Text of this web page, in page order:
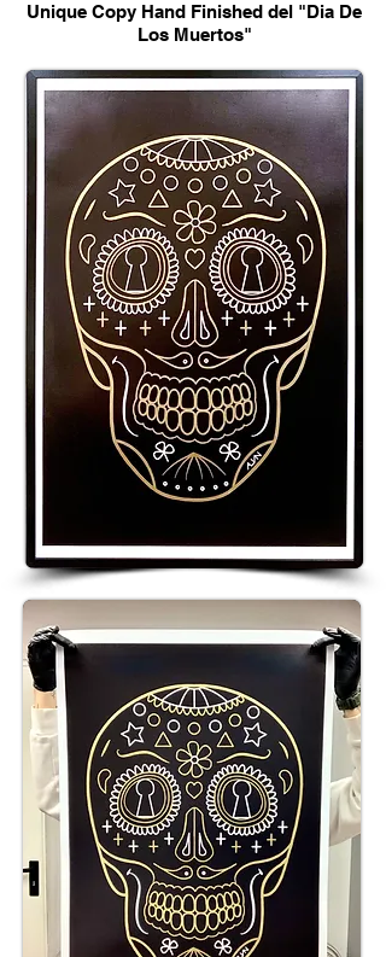
Unique Copy Hand Finished del "Dia De
Los Muertos"